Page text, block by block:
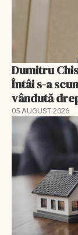
Dumitru
Întâi s-a
vândută
05 AUGUST 2026